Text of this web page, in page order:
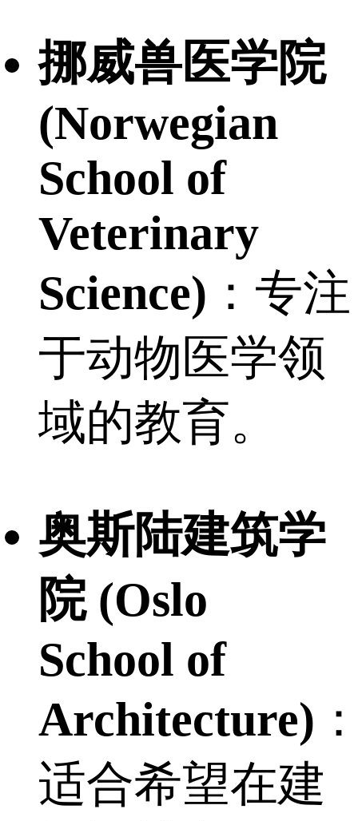
挪威兽医学院
(Norwegian
School of
Veterinary
Science) ：专注
于动物医学领
域的教育。
奥斯陆建筑学
院 (Oslo
School of
Architecture)
适合希望在建